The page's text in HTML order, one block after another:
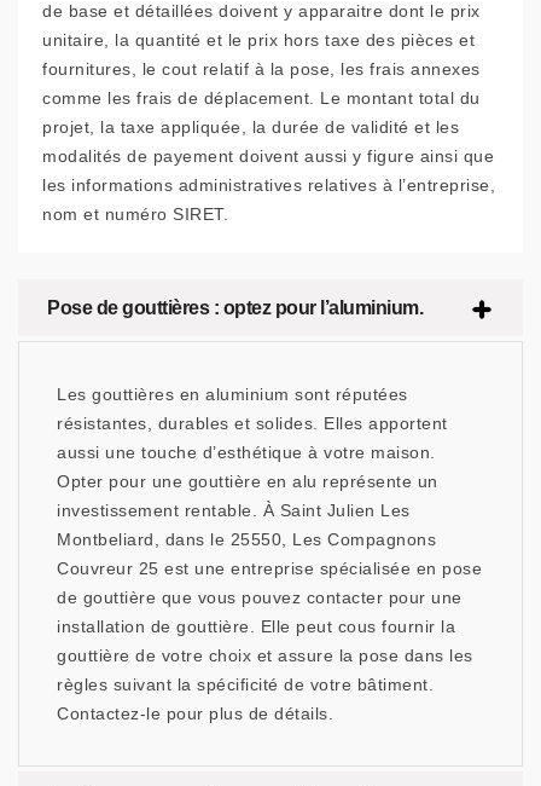
de base et détaillées doivent y apparaitre dont le prix
unitaire, la quantité et le prix hors taxe des pièces et
fournitures, le cout relatif à la pose, les frais annexes
comme les frais de déplacement. Le montant total du
projet, la taxe appliquée, la durée de validité et les
modalités de payement doivent aussi y figure ainsi que
les informations administratives relatives à l’entreprise,
nom et numéro SIRET.
Pose de gouttières : optez pour l’aluminium.
Les gouttières en aluminium sont réputées
résistantes, durables et solides. Elles apportent
aussi une touche d’esthétique à votre maison.
Opter pour une gouttière en alu représente un
investissement rentable. À Saint Julien Les
Montbeliard, dans le 25550, Les Compagnons
Couvreur 25 est une entreprise spécialisée en pose
de gouttière que vous pouvez contacter pour une
installation de gouttière. Elle peut cous fournir la
gouttière de votre choix et assure la pose dans les
règles suivant la spécificité de votre bâtiment.
Contactez-le pour plus de détails.